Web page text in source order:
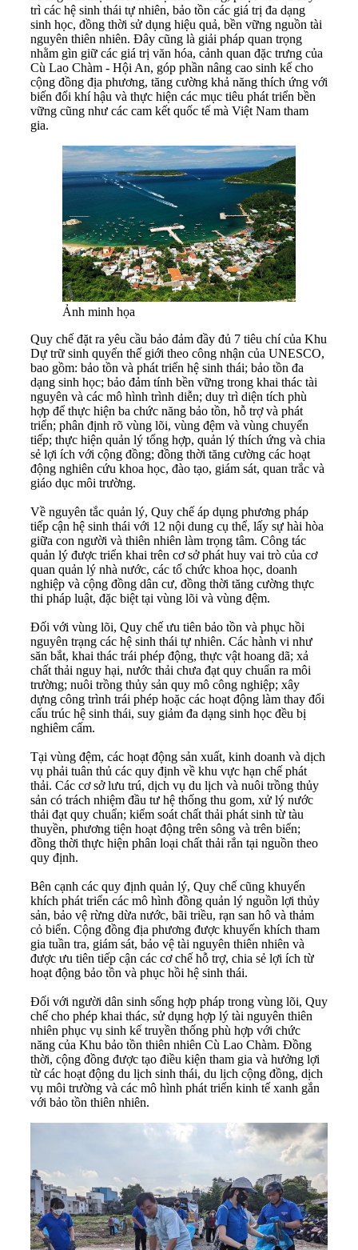
trì các hệ sinh thái tự nhiên, bảo tồn các giá trị đa dạng
sinh học, đồng thời sử dụng hiệu quả, bền vững nguồn tài
nguyên thiên nhiên. Đây cũng là giải pháp quan trọng
nhằm gìn giữ các giá trị văn hóa, cảnh quan đặc trưng của
Cù Lao Chàm - Hội An, góp phần nâng cao sinh kế cho
cộng đồng địa phương, tăng cường khả năng thích ứng với
biến đổi khí hậu và thực hiện các mục tiêu phát triển bền
vững cũng như các cam kết quốc tế mà Việt Nam tham
gia.
Ảnh minh họa
Quy chế đặt ra yêu cầu bảo đảm đầy đủ 7 tiêu chí của Khu
Dự trữ sinh quyển thế giới theo công nhận của UNESCO,
bao gồm: bảo tồn và phát triển hệ sinh thái; bảo tồn đa
dạng sinh học; bảo đảm tính bền vững trong khai thác tài
nguyên và các mô hình trình diễn; duy trì diện tích phù
hợp để thực hiện ba chức năng bảo tồn, hỗ trợ và phát
triển; phân định rõ vùng lõi, vùng đệm và vùng chuyển
tiếp; thực hiện quản lý tổng hợp, quản lý thích ứng và chia
sẻ lợi ích với cộng đồng; đồng thời tăng cường các hoạt
động nghiên cứu khoa học, đào tạo, giám sát, quan trắc và
giáo dục môi trường.
Về nguyên tắc quản lý, Quy chế áp dụng phương pháp
tiếp cận hệ sinh thái với 12 nội dung cụ thể, lấy sự hài hòa
giữa con người và thiên nhiên làm trọng tâm. Công tác
quản lý được triển khai trên cơ sở phát huy vai trò của cơ
quan quản lý nhà nước, các tổ chức khoa học, doanh
nghiệp và cộng đồng dân cư, đồng thời tăng cường thực
thi pháp luật, đặc biệt tại vùng lõi và vùng đệm.
Đối với vùng lõi, Quy chế ưu tiên bảo tồn và phục hồi
nguyên trạng các hệ sinh thái tự nhiên. Các hành vi như
săn bắt, khai thác trái phép động, thực vật hoang dã; xả
chất thải nguy hại, nước thải chưa đạt quy chuẩn ra môi
trường; nuôi trồng thủy sản quy mô công nghiệp; xây
dựng công trình trái phép hoặc các hoạt động làm thay đổi
cấu trúc hệ sinh thái, suy giảm đa dạng sinh học đều bị
nghiêm cấm.
Tại vùng đệm, các hoạt động sản xuất, kinh doanh và dịch
vụ phải tuân thủ các quy định về khu vực hạn chế phát
thải. Các cơ sở lưu trú, dịch vụ du lịch và nuôi trồng thủy
sản có trách nhiệm đầu tư hệ thống thu gom, xử lý nước
thải đạt quy chuẩn; kiểm soát chất thải phát sinh từ tàu
thuyền, phương tiện hoạt động trên sông và trên biển;
đồng thời thực hiện phân loại chất thải rắn tại nguồn theo
quy định.
Bên cạnh các quy định quản lý, Quy chế cũng khuyến
khích phát triển các mô hình đồng quản lý nguồn lợi thủy
sản, bảo vệ rừng dừa nước, bãi triều, rạn san hô và thảm
cỏ biển. Cộng đồng địa phương được khuyến khích tham
gia tuần tra, giám sát, bảo vệ tài nguyên thiên nhiên và
được ưu tiên tiếp cận các cơ chế hỗ trợ, chia sẻ lợi ích từ
hoạt động bảo tồn và phục hồi hệ sinh thái.
Đối với người dân sinh sống hợp pháp trong vùng lõi, Quy
chế cho phép khai thác, sử dụng hợp lý tài nguyên thiên
nhiên phục vụ sinh kế truyền thống phù hợp với chức
năng của Khu bảo tồn thiên nhiên Cù Lao Chàm. Đồng
thời, cộng đồng được tạo điều kiện tham gia và hưởng lợi
từ các hoạt động du lịch sinh thái, du lịch cộng đồng, dịch
vụ môi trường và các mô hình phát triển kinh tế xanh gắn
với bảo tồn thiên nhiên.